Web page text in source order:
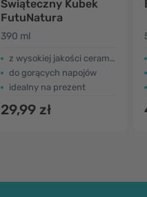
Świąteczny Kubek
FutuNatura
390 ml
z wysokiej jakości ceramiki
do gorących napojów
idealny na prezent
29,99 zł